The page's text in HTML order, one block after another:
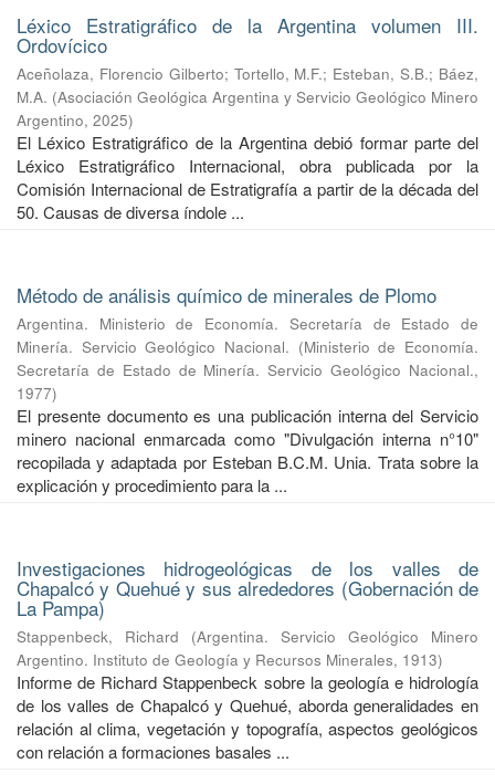
Léxico Estratigráfico de la Argentina volumen III.
Ordovícico
Aceñolaza, Florencio Gilberto; Tortello, M.F.; Esteban, S.B.; Báez,
M.A. (Asociación Geológica Argentina y Servicio Geológico Minero
Argentino, 2025)
El Léxico Estratigráfico de la Argentina debió formar parte del
Léxico Estratigráfico Internacional, obra publicada por la
Comisión Internacional de Estratigrafía a partir de la década del
50. Causas de diversa índole ...
Método de análisis químico de minerales de Plomo
Argentina. Ministerio de Economía. Secretaría de Estado de
Minería. Servicio Geológico Nacional. (Ministerio de Economía.
Secretaría de Estado de Minería. Servicio Geológico Nacional.,
1977)
El presente documento es una publicación interna del Servicio
minero nacional enmarcada como "Divulgación interna n°10"
recopilada y adaptada por Esteban B.C.M. Unia. Trata sobre la
explicación y procedimiento para la ...
Investigaciones hidrogeológicas de los valles de
Chapalcó y Quehué y sus alrededores (Gobernación de
La Pampa)
Stappenbeck, Richard (Argentina. Servicio Geológico Minero
Argentino. Instituto de Geología y Recursos Minerales, 1913)
Informe de Richard Stappenbeck sobre la geología e hidrología
de los valles de Chapalcó y Quehué, aborda generalidades en
relación al clima, vegetación y topografía, aspectos geológicos
con relación a formaciones basales ...